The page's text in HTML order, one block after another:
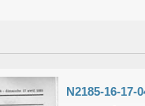
N2185-16-17-